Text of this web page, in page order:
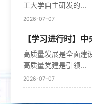
工大学自主研发的...
2026-07-07
【学习进行时】
高质量发展是全面建
高质量党建是引领...
2026-07-07